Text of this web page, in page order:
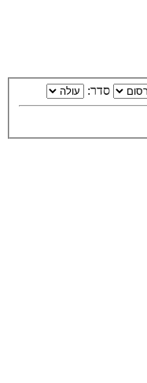
סדר: